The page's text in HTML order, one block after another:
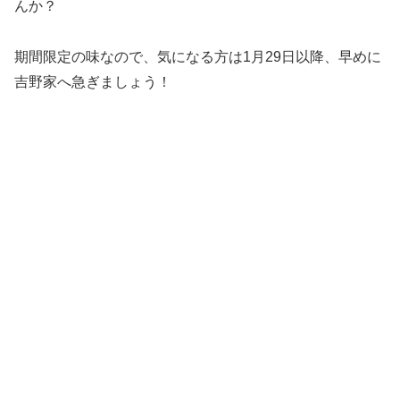
んか？
期間限定の味なので、気になる方は1月29日以降、早めに
吉野家へ急ぎましょう！